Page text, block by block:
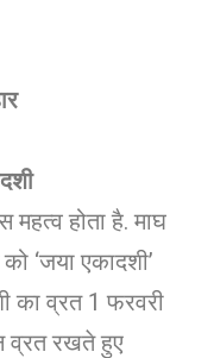
महत्व होता है. माघ
‘जया एकादशी’
का व्रत 1 फरवरी
व्रत रखते हुए